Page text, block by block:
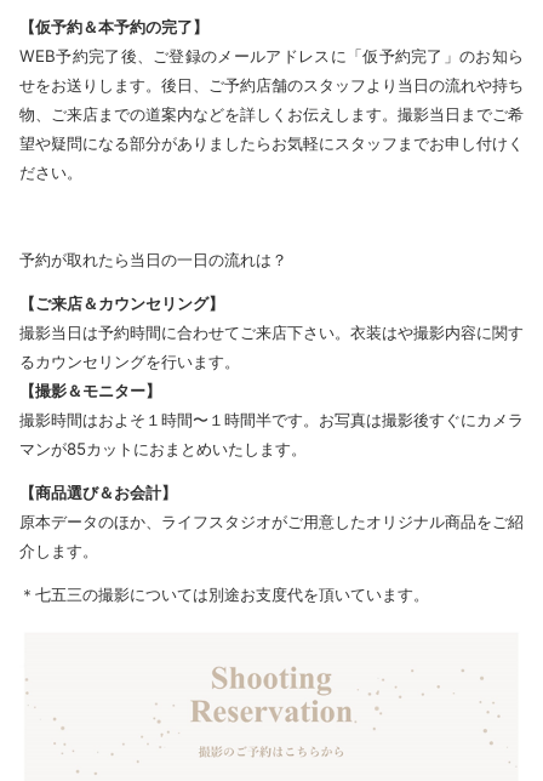
【仮予約＆本予約の完了】
WEB予約完了後、ご登録のメールアドレスに「仮予約完了」のお知ら
せをお送りします。後日、ご予約店舗のスタッフより当日の流れや持ち
物、ご来店までの道案内などを詳しくお伝えします。撮影当日までご希
望や疑問になる部分がありましたらお気軽にスタッフまでお申し付けく
ださい。
予約が取れたら当日の一日の流れは？
【ご来店＆カウンセリング】
撮影当日は予約時間に合わせてご来店下さい。衣装はや撮影内容に関す
るカウンセリングを行います。
【撮影＆モニター】
撮影時間はおよそ１時間〜１時間半です。お写真は撮影後すぐにカメラ
マンが85カットにおまとめいたします。
【商品選び＆お会計】
原本データのほか、ライフスタジオがご用意したオリジナル商品をご紹
介します。
＊七五三の撮影については別途お支度代を頂いています。